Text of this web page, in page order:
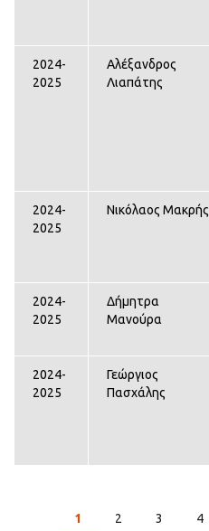
2024-
2025
Αλέξανδρος
Λιαπάτης
2024-
2025
Νικόλαος Μακρής
2024-
2025
Δήμητρα
Μανούρα
2024-
2025
Γεώργιος
Πασχάλης
1 2 3 4